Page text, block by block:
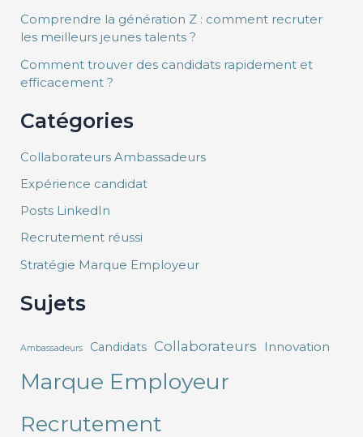
Comprendre la génération Z : comment recruter
les meilleurs jeunes talents ?
Comment trouver des candidats rapidement et
efficacement ?
Catégories
Collaborateurs Ambassadeurs
Expérience candidat
Posts LinkedIn
Recrutement réussi
Stratégie Marque Employeur
Sujets
Ambassadeurs Candidats Collaborateurs Innovation
Marque Employeur
Recrutement